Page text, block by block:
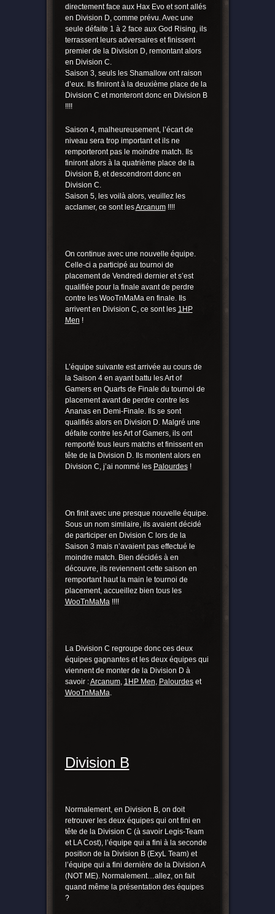
directement face aux Hax Evo et sont allés
en Division D, comme prévu. Avec une
seule défaite 1 à 2 face aux God Rising, ils
terrassent leurs adversaires et finissent
premier de la Division D, remontant alors
en Division C.
Saison 3, seuls les Shamallow ont raison
d’eux. Ils finiront à la deuxième place de la
Division C et monteront donc en Division B
!!!!
Saison 4, malheureusement, l’écart de
niveau sera trop important et ils ne
remporteront pas le moindre match. Ils
finiront alors à la quatrième place de la
Division B, et descendront donc en
Division C.
Saison 5, les voilà alors, veuillez les
acclamer, ce sont lesArcanum!!!!
On continue avec une nouvelle équipe.
Celle-ci a participé au tournoi de
placement de Vendredi dernier et s’est
qualifiée pour la finale avant de perdre
contre les WooTnMaMa en finale. Ils
arrivent en Division C, ce sont les 1HP
Men !
L’équipe suivante est arrivée au cours de
la Saison 4 en ayant battu les Art of
Gamers en Quarts de Finale du tournoi de
placement avant de perdre contre les
Ananas en Demi-Finale. Ils se sont
qualifiés alors en Division D. Malgré une
défaite contre les Art of Gamers, ils ont
remporté tous leurs matchs et finissent en
tête de la Division D. Ils montent alors en
Division C, j’ai nommé les Palourdes!
On finit avec une presque nouvelle équipe.
Sous un nom similaire, ils avaient décidé
de participer en Division C lors de la
Saison 3 mais n’avaient pas effectué le
moindre match. Bien décidés à en
découvre, ils reviennent cette saison en
remportant haut la main le tournoi de
placement, accueillez bien tous les
WooTnMaMa!!!!
La Division C regroupe donc ces deux
équipes gagnantes et les deux équipes qui
viennent de monter de la Division D à
savoir :Arcanum, 1HP Men, Palourdeset
WooTnMaMa.
Division B
Normalement, en Division B, on doit
retrouver les deux équipes qui ont fini en
tête de la Division C (à savoir Legis-Team
et LA Cost), l’équipe qui a fini à la seconde
position de la Division B (ExyL Team) et
l’équipe qui a fini dernière de la Division A
(NOT ME). Normalement…allez, on fait
quand même la présentation des équipes
?